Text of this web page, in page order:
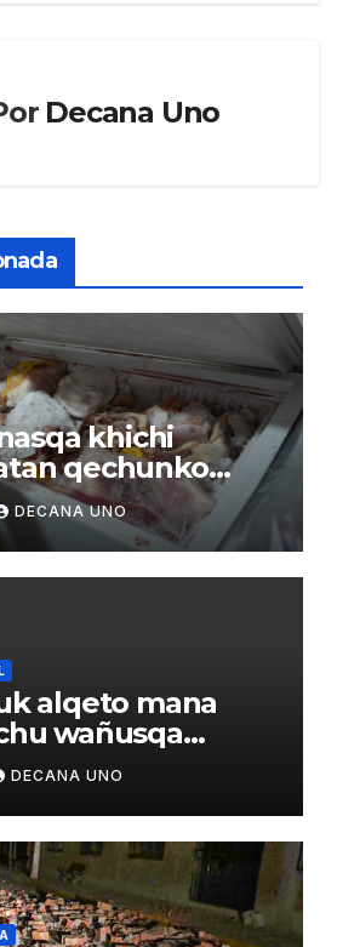
Decana Uno
khichi
qechunko
DECANA UNO
alqeto mana
wañusqa
larunmanta
DECANA UNO